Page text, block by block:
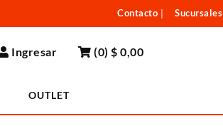
Contacto Sucursales
Ingresar (0)$ 0,00
OUTLET